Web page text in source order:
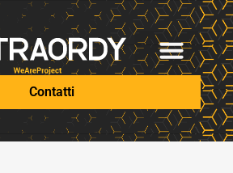
Contatti